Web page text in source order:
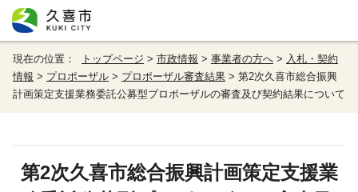
現在の位置： トップページ > 市政情報 > 事業者の方へ > 入札・契約
情報 > プロポーザル > プロポーザル審査結果 > 第2次久喜市総合振興
計画策定支援業務委託公募型プロポーザルの審査及び契約結果について
第2次久喜市総合振興計画策定支援業